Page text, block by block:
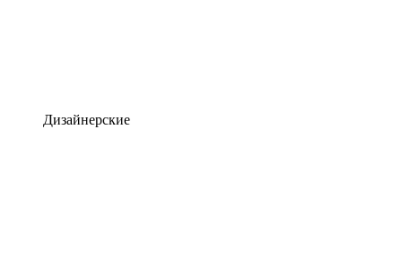
Дизайнерские